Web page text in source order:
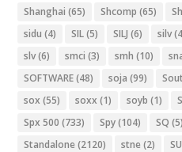
Shanghai (65) Shcomp (65)
sidu (4) SIL(5) SILJ (6) silv
slv(6) smci (3) smh (10)
SOFTWARE(48) soja (99)
sox (55) soxx (1) soyb (1)
Spx 500 (733) Spy(104) SQ (5)
Standalone (2120) stne (2)